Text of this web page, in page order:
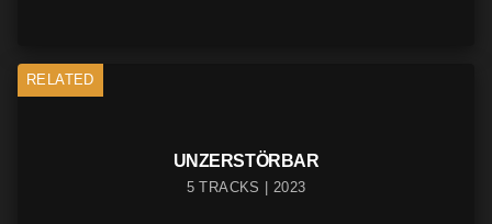
RELATED
UNZERSTÖRBAR
5 TRACKS | 2023